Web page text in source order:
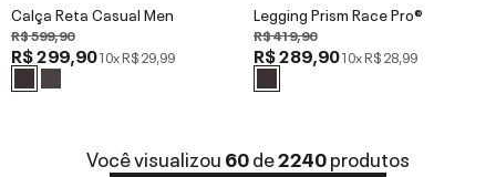
Calça Reta Casual Men
R$ 599,90
R$ 299,9010xR$ 29,99
Legging Prism Race Pro®
R$ 419,90
R$ 289,9010xR$ 28,99
Você visualizou60de2240produtos